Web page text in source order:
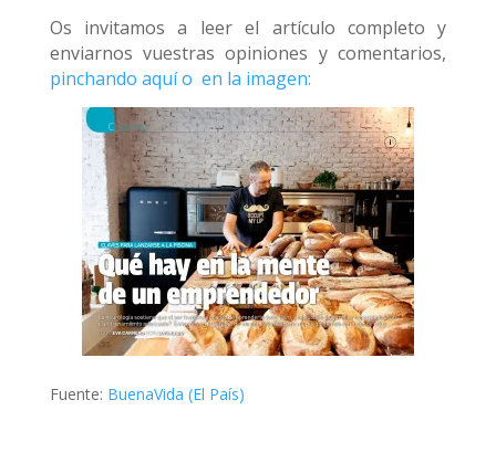
Os invitamos a leer el artículo completo y
enviarnos vuestras opiniones y comentarios,
pinchando aquí o en la imagen:
Fuente: BuenaVida (El País)